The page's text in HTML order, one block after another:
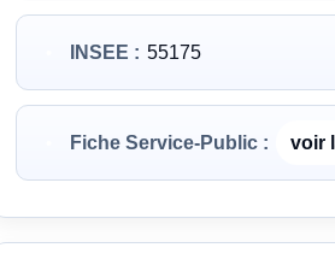
INSEE : 55175
Fiche Service-Public : voir